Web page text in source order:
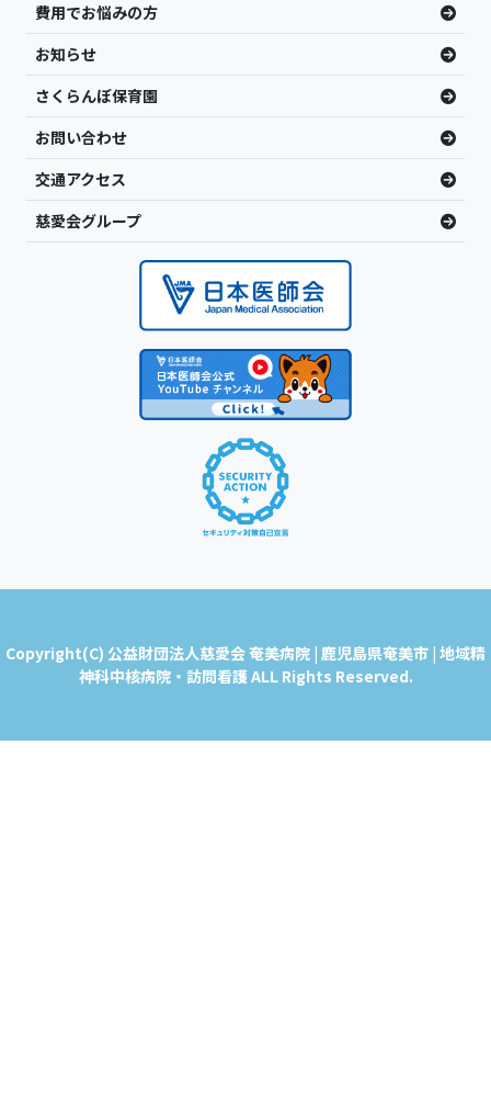
費用でお悩みの方
お知らせ
さくらんぼ保育園
お問い合わせ
交通アクセス
慈愛会グループ
Copyright(C) 公益財団法人慈愛会 奄美病院 | 鹿児島県奄美市 | 地域精
神科中核病院・訪問看護 ALL Rights Reserved.